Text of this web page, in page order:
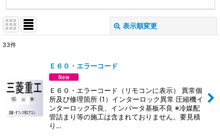
表示順変更
並び順:
絞り込む
33件
Ｅ６０・エラーコード
Ｅ６０・エラーコード（リモコンに表示） 異常個
所及び修理箇所 (1）インターロック異常 圧縮機イ
ンターロック不良、インバータ基板不良 ※冷媒配
管詰まり等の施工は含まれておりません。要見積
り…